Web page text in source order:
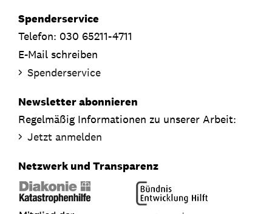
Spenderservice
Telefon: 030 65211-4711
E-Mail schreiben
Spenderservice
Newsletter abonnieren
Regelmäßig Informationen zu unserer Arbeit:
Jetzt anmelden
Netzwerk und Transparenz